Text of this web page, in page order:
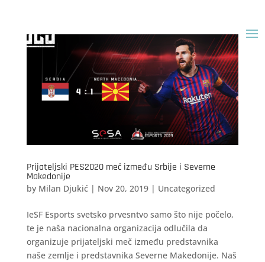
Prijateljski PES2020 meč između Srbije i Severne
Makedonije
by Milan Djukić| Nov 20, 2019| Uncategorized
IeSF Esports svetsko prvesntvo samo što nije počelo,
te je naša nacionalna organizacija odlučila da
organizuje prijateljski meč između predstavnika
naše zemlje i predstavnika Severne Makedonije. Naš